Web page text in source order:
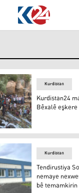
Kurdistan
Kurdistan24
Bêxalê
Kurdistan
Tendirustiya
nemaye
bê temamkirin